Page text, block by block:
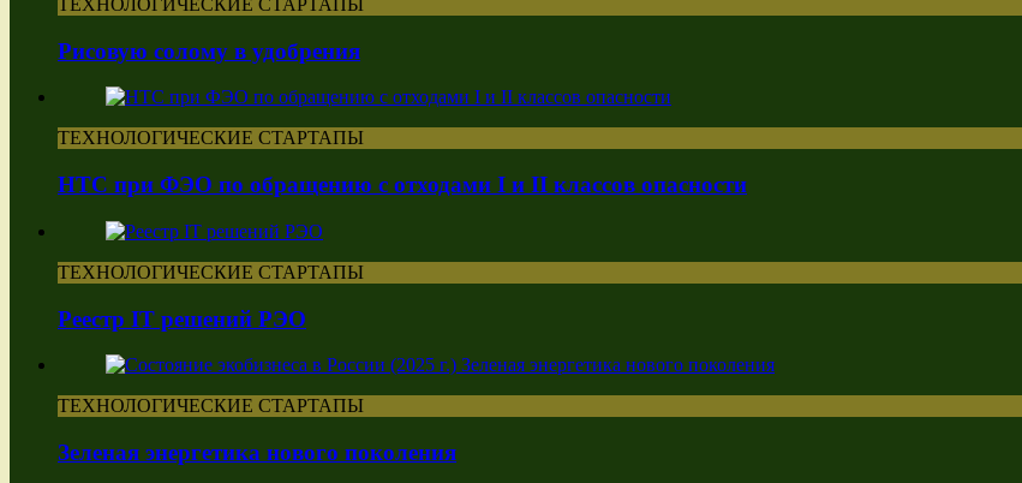
ТЕХНОЛОГИЧЕСКИЕ СТАРТАПЫ
Рисовую солому в удобрения
ТЕХНОЛОГИЧЕСКИЕ СТАРТАПЫ
НТС при ФЭО по обращению с отходами I и II классов опасности
ТЕХНОЛОГИЧЕСКИЕ СТАРТАПЫ
Реестр IT решений РЭО
ТЕХНОЛОГИЧЕСКИЕ СТАРТАПЫ
Зеленая энергетика нового поколения